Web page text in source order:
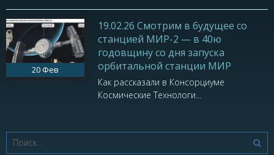
20 Фев
19.02.26 Смотрим в будущее со
станцией МИР-2 — в 40ю
годовщину со дня запуска
орбитальной станции МИР
Как рассказали в Консорциуме
Космические Технологи...